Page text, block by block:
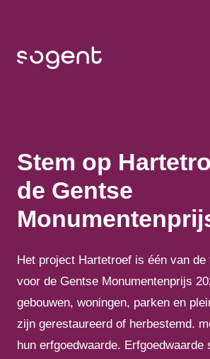
Stem op
de Gentse
Het project Hartetroef is één van
voor de Gentse Monumentenprijs
gebouwen, woningen, parken en
zijn gerestaureerd of herbestemd.
hun erfgoedwaarde. Erfgoedwaarde